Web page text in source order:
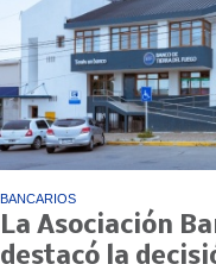
BANCARIOS
La Asociación
destacó la